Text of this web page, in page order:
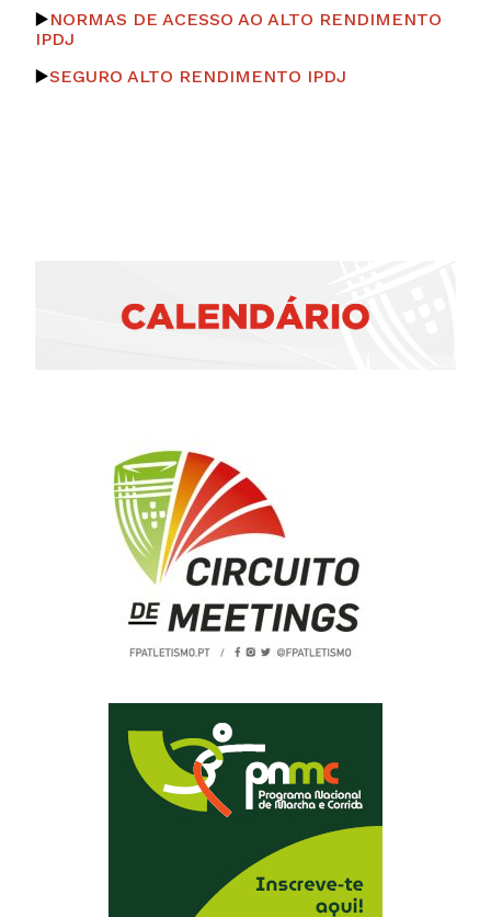
▶️NORMAS DE ACESSO AO ALTO RENDIMENTO
IPDJ
▶️SEGURO ALTO RENDIMENTO IPDJ